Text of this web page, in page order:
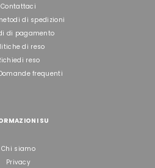
Contattaci
di spedizioni
di pagamento
di reso
reso
frequenti
SU
Chi siamo
Privacy